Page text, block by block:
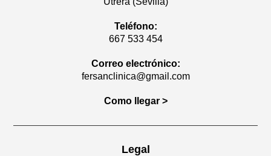
Teléfono:
667 533 454
Correo electrónico:
fersanclinica@gmail.com
Como llegar >
Legal